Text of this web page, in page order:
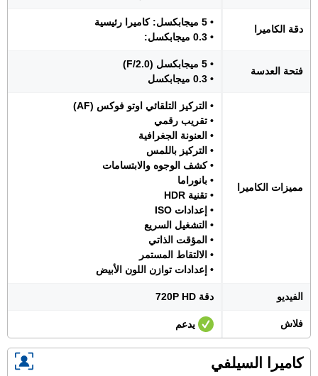
دقة الكاميرا
• 5 ميجابكسل: كاميرا رئيسية
• 0.3 ميجابكسل:
فتحة العدسة
• 5 ميجابكسل (F/2.0)
• 0.3 ميجابكسل
مميزات الكاميرا
• التركيز التلقائي اوتو فوكس (AF)
• تقريب رقمي
• العنونة الجغرافية
• التركيز باللمس
• كشف الوجوه والابتسامات
• بانوراما
• تقنية HDR
• إعدادات ISO
• التشغيل السريع
• المؤقت الذاتي
• الالتقاط المستمر
• إعدادات توازن اللون الأبيض
الفيديو دقة 720P HD
فلاش يدعم
كاميرا السيلفي